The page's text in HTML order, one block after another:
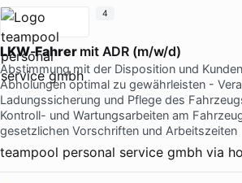
LKW-Fahrermit ADR (m/w/d)
Abstimmung mit der Disposition und
Abholungen optimal zu gewährleisten -
Ladungssicherung und Pflege des
Kontroll- und Wartungsarbeiten am
gesetzlichen Vorschriften und Arbeitszeiten
teampool personal service gmbh via
4